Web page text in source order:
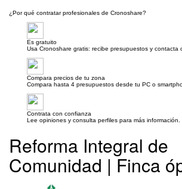
¿Por qué contratar profesionales de Cronoshare?
Es gratuito
Usa Cronoshare gratis: recibe presupuestos y contacta
Compara precios de tu zona
Compara hasta 4 presupuestos desde tu PC o
Contrata con confianza
Lee opiniones y consulta perfiles para más información.
Reforma Integral de
Comunidad | Finca